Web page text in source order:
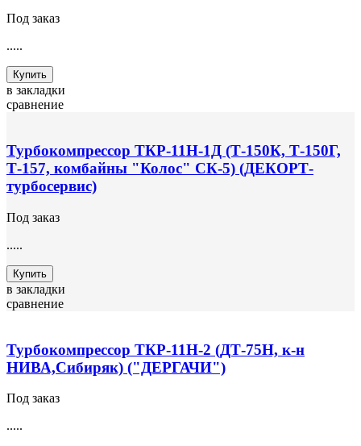
Под заказ
.....
Купить
в закладки
сравнение
Турбокомпрессор ТКР-11Н-1Д (Т-150К, Т-150Г,
Т-157, комбайны "Колос" СК-5) (ДЕКОРТ-
турбосервис)
Под заказ
.....
Купить
в закладки
сравнение
Турбокомпрессор ТКР-11Н-2 (ДТ-75Н, к-н
НИВА,Сибиряк) ("ДЕРГАЧИ")
Под заказ
.....